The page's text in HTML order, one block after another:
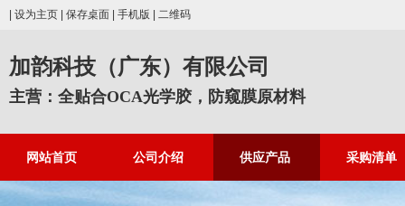
设为主页 保存桌面 手机版 二维码
加韵科技（广东）有限公司
主营：全贴合OCA光学胶，防窥膜原材料
网站首页 公司介绍 供应产品 采购清单